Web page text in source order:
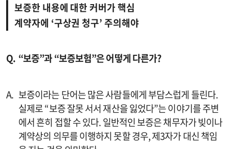
보증한 내용에 대한 커버가 핵심
계약자에 ‘구상권 청구’ 주의해야
“보증”과 “보증보험”은 어떻게 다른가?
보증이라는 단어는 많은 사람들에게 부담스럽게 들린다.
실제로 “보증 잘못 서서 재산을 잃었다”는 이야기를 주변
에서 흔히 접할 수 있다. 일반적인 보증은 채무자가 빚이나
계약상의 의무를 이행하지 못할 경우, 제3자가 대신 책임